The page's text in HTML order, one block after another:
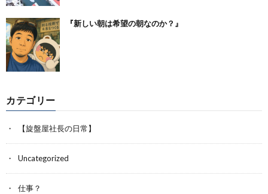
『新しい朝は希望の朝なのか？』
カテゴリー
【旋盤屋社長の日常】
Uncategorized
仕事？